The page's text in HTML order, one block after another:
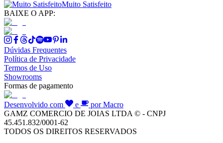
Muito Satisfeito
BAIXE O APP:
Dúvidas Frequentes
Política de Privacidade
Termos de Uso
Showrooms
Formas de pagamento
Desenvolvido com e
por Macro
GAMZ COMERCIO DE JOIAS LTDA © - CNPJ
45.451.832/0001-62
TODOS OS DIREITOS RESERVADOS